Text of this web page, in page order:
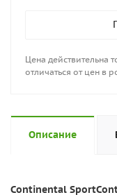
Цена действительна
отличаться от цен в
Описание
Continental